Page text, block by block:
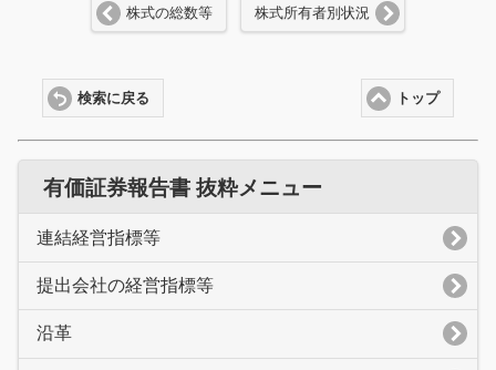
株式の総数等 株式所有者別状況
トップ
検索に戻る
有価証券報告書 抜粋メニュー
連結経営指標等
提出会社の経営指標等
沿革